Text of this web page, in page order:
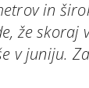
in
že skoraj
v juniju.